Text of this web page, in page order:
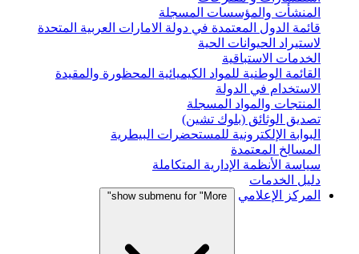
المنشأت والمؤسسات المسجلة
قائمة الدول المعتمدة في دولة الامارات العربية المتحدة
لاستيراد الحيوانات الحية
الخدمات الاستباقية
القائمة الوطنية للمواد الكيميائية المحظورة والمقيدة
الاستخدام في الدولة
المنتجات والمواد المسجلة
تصديق الوثائق (بلوك تشين)
البوابة الإلكترونية للمستحضرات البيطرية
المسالخ المعتمدة
سياسة الأنظمة الإدارية المتكاملة
دليل الخدمات
المركز الإعلامي
show submenu for "More"